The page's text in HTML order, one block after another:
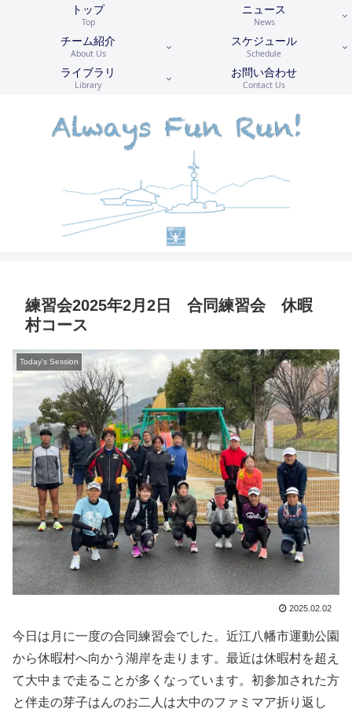
トップ
Top
ニュース
News
チーム紹介
About Us
スケジュール
Schedule
ライブラリ
Library
お問い合わせ
Contact Us
練習会2025年2月2日 合同練習会 休暇
村コース
Today's Session
2025.02.02
今日は月に一度の合同練習会でした。近江八幡市運動公園
から休暇村へ向かう湖岸を走ります。最近は休暇村を超え
て大中まで走ることが多くなっています。初参加された方
と伴走の芽子はんのお二人は大中のファミマア折り返し